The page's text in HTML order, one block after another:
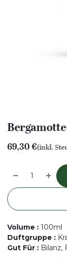
69,30€(inkl.
Volume : 100ml
Duftgruppe :
Gut Für : Bilanz,